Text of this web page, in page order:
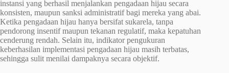
instansi yang berhasil menjalankan pengadaan hijau secara
konsisten, maupun sanksi administratif bagi mereka yang abai.
Ketika pengadaan hijau hanya bersifat sukarela, tanpa
pendorong insentif maupun tekanan regulatif, maka kepatuhan
cenderung rendah. Selain itu, indikator pengukuran
keberhasilan implementasi pengadaan hijau masih terbatas,
sehingga sulit menilai dampaknya secara objektif.